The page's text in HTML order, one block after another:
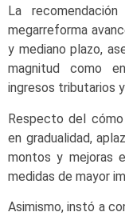
La
megarreforma
y mediano plazo,
magnitud como
ingresos tributarios
Respecto del cómo
en gradualidad,
montos y mejoras
medidas de mayor
Asimismo, instó a